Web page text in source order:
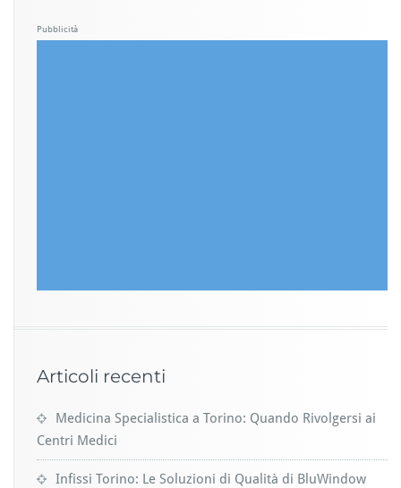
Pubblicità
Articoli recenti
Medicina Specialistica a Torino: Quando Rivolgersi ai
Centri Medici
Infissi Torino: Le Soluzioni di Qualità di BluWindow